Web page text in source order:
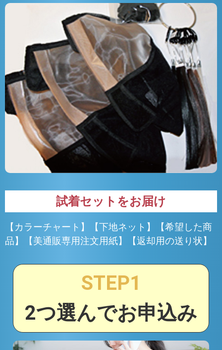
試着セットをお届け
【カラーチャート】【下地ネット】【希望した商
品】【美通販専用注文用紙】【返却用の送り状】
STEP1
2つ選んでお申込み